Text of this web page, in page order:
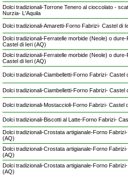
Dolci tradizionali-Torrone Tenero al cioccolato -
Nurzia- L'Aquila
Dolci tradizionali-Amaretti-Forno Fabrizi- Castel di
Dolci tradizionali-Ferratelle morbide (Neole) o
Castel di Ieri (AQ)
Dolci tradizionali-Ferratelle morbide (Neole) o
Castel di Ieri (AQ)
Dolci tradizionali-Ciambelletti-Forno Fabrizi- Castel
Dolci tradizionali-Ciambelletti-Forno Fabrizi- Castel
Dolci tradizionali-Mostaccioli-Forno Fabrizi- Castel
Dolci tradizionali-Biscotti al Latte-Forno Fabrizi-
Dolci tradizionali-Crostata artigianale-Forno
(AQ)
Dolci tradizionali-Crostata artigianale-Forno
(AQ)
Dolci tradizionali-Crostata artigianale-Forno
(AQ)